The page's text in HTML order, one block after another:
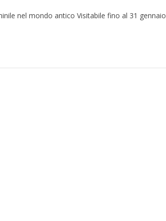
nel mondo antico Visitabile fino al 31 gennaio